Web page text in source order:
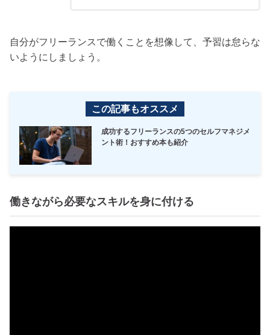
自分がフリーランスで働くことを想像して、予習は怠らな
いようにしましょう。
この記事もオススメ
成功するフリーランスの5つのセルフマネジメ
ント術！おすすめ本も紹介
働きながら必要なスキルを身に付ける